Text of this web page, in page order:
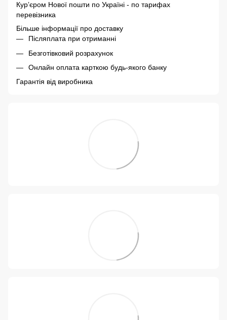
Курʼєром Нової пошти по Україні - по тарифах
перевізника
Більше інформації про доставку
Післяплата при отриманні
Безготівковий розрахунок
Онлайн оплата карткою будь-якого банку
Гарантія від виробника